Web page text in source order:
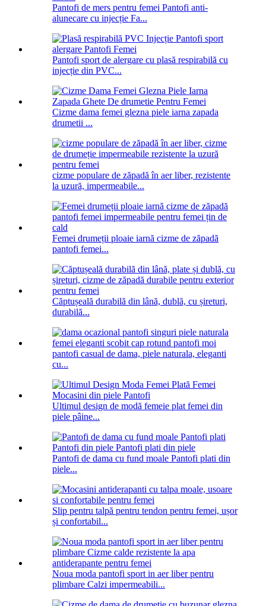
Pantofi de mers pentru femei Pantofi anti-
alunecare cu injecție Fa...
Pantofi sport de alergare cu plasă respirabilă cu
injecție din PVC...
Cizme dama femei glezna piele iarna zapada
drumetii ...
cizme populare de zăpadă în aer liber, rezistente
la uzură, impermeabile...
Femei drumeții ploaie iarnă cizme de zăpadă
pantofi femei...
Căptușeală durabilă din lână, dublă, cu șireturi,
durabilă...
pantofi casual de dama, piele naturala, eleganti
cu...
Ultimul design de modă femeie plat femei din
piele pâine...
Pantofi de dama cu fund moale Pantofi plati din
piele...
Slip pentru talpă pentru tendon pentru femei, ușor
și confortabil...
Noua moda pantofi sport in aer liber pentru
plimbare Calzi impermeabili...